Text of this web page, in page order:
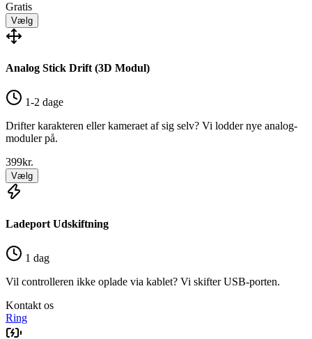
Gratis
Vælg
Analog Stick Drift (3D Modul)
1-2 dage
Drifter karakteren eller kameraet af sig selv? Vi lodder nye analog-
moduler på.
399kr.
Vælg
Ladeport Udskiftning
1 dag
Vil controlleren ikke oplade via kablet? Vi skifter USB-porten.
Kontakt os
Ring